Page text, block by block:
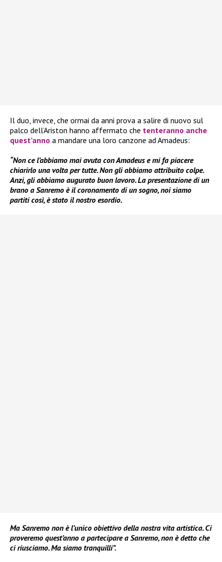
Il duo, invece, che ormai da anni prova a salire di nuovo sul
palco dell’Ariston hanno affermato che tenteranno anche
quest’anno a mandare una loro canzone ad Amadeus:
“Non ce l’abbiamo mai avuta con Amadeus e mi fa piacere
chiarirlo una volta per tutte. Non gli abbiamo attribuito colpe.
Anzi, gli abbiamo augurato buon lavoro. La presentazione di un
brano a Sanremo è il coronamento di un sogno, noi siamo
partiti così, è stato il nostro esordio.
Ma Sanremo non è l’unico obiettivo della nostra vita artistica. Ci
proveremo quest’anno a partecipare a Sanremo, non è detto che
ci riusciamo. Ma siamo tranquilli”.